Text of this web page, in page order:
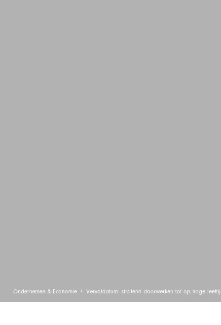
Ondernemen & Economie Vervaldatum: stralend doorwerken tot op hoge